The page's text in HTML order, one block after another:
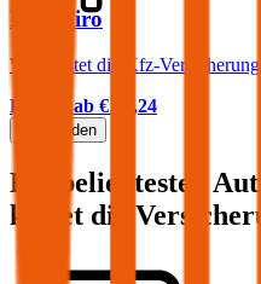
KIA Niro
Was kostet die Kfz-
Prämie ab € 35,24
Mehr laden
Die beliebtesten
kostet die